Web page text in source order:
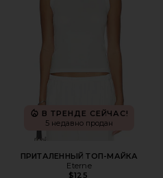
В ТРЕНДЕ СЕЙЧАС!
5 недавно продан
ПРИТАЛЕННЫЙ ТОП-МАЙКА
Eterne
$125